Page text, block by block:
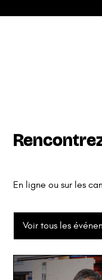
En ligne ou sur les
Voir tous les